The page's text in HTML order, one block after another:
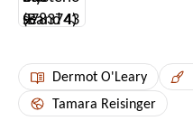
Dermot O'Leary
Tamara Reisinger